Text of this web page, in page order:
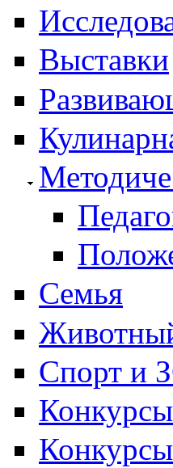
Выставки
Семья
Спорт и
Конкурсы